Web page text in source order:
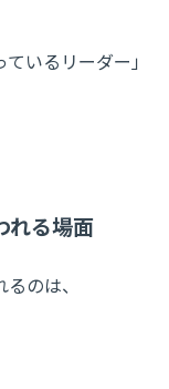
いるリーダー」
れる場面
のは、